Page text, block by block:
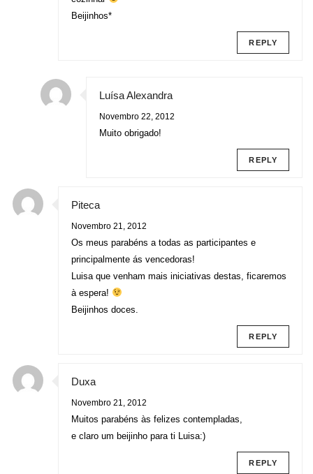
Beijinhos*
REPLY
Luísa Alexandra
Novembro 22, 2012
Muito obrigado!
REPLY
Piteca
Novembro 21, 2012
Os meus parabéns a todas as participantes e
principalmente ás vencedoras!
Luisa que venham mais iniciativas destas, ficaremos
à espera!
Beijinhos doces.
REPLY
Duxa
Novembro 21, 2012
Muitos parabéns às felizes contempladas,
e claro um beijinho para ti Luisa:)
REPLY